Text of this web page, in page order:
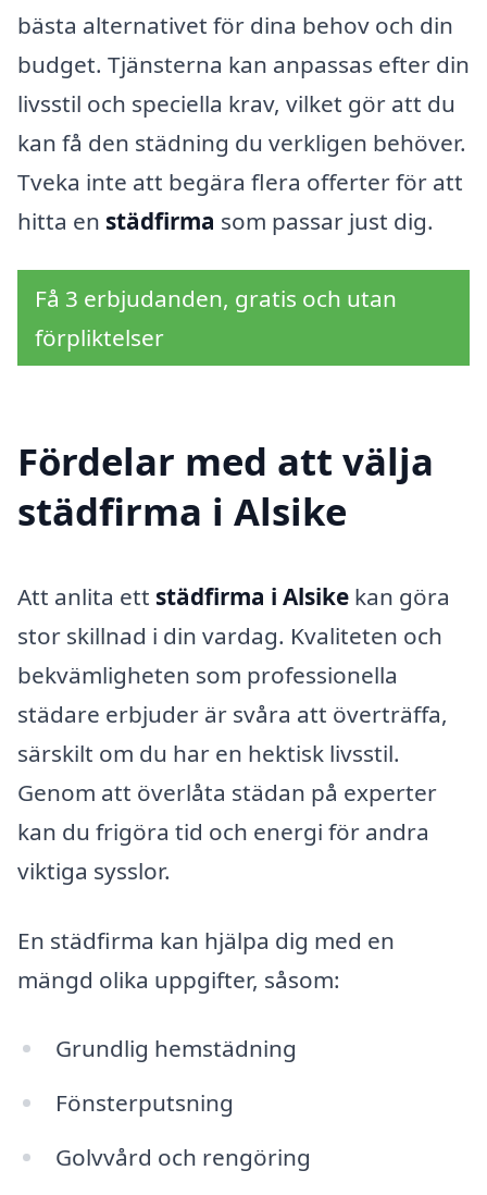
bästa alternativet för dina behov och din
budget. Tjänsterna kan anpassas efter din
livsstil och speciella krav, vilket gör att du
kan få den städning du verkligen behöver.
Tveka inte att begära flera offerter för att
hitta en städfirma som passar just dig.
Få 3 erbjudanden, gratis och utan
förpliktelser
Fördelar med att välja
städfirma i Alsike
Att anlita ett städfirma i Alsike kan göra
stor skillnad i din vardag. Kvaliteten och
bekvämligheten som professionella
städare erbjuder är svåra att överträffa,
särskilt om du har en hektisk livsstil.
Genom att överlåta städan på experter
kan du frigöra tid och energi för andra
viktiga sysslor.
En städfirma kan hjälpa dig med en
mängd olika uppgifter, såsom:
Grundlig hemstädning
Fönsterputsning
Golvvård och rengöring